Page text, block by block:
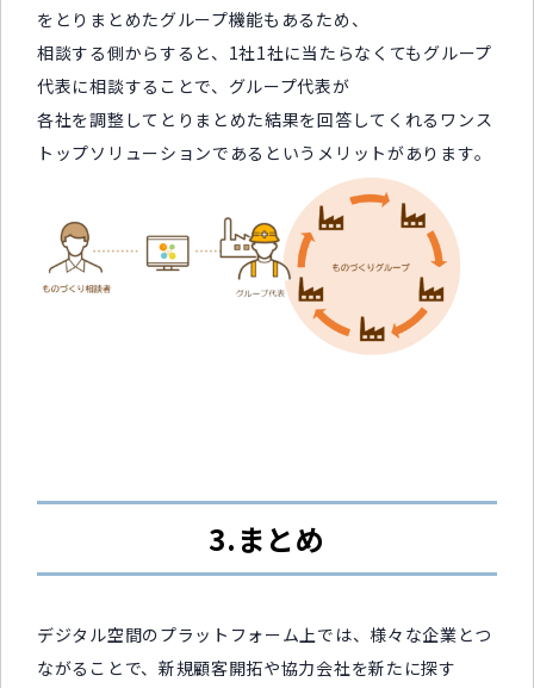
をとりまとめたグループ機能もあるため、
相談する側からすると、1社1社に当たらなくてもグループ
代表に相談することで、グループ代表が
各社を調整してとりまとめた結果を回答してくれるワンス
トップソリューションであるというメリットがあります。
3.まとめ
デジタル空間のプラットフォーム上では、様々な企業とつ
ながることで、新規顧客開拓や協力会社を新たに探す